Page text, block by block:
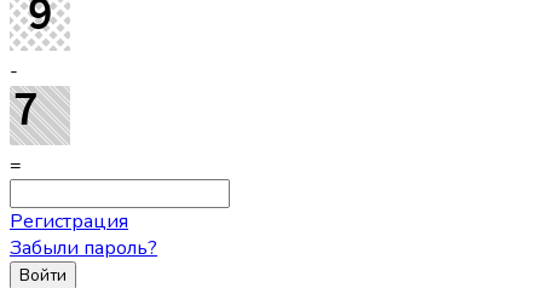
-
=
Регистрация
Забыли пароль?